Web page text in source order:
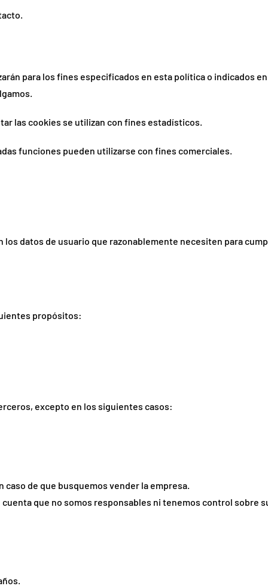
para los fines especificados en esta política o indicados
las cookies se utilizan con fines estadísticos.
funciones pueden utilizarse con fines comerciales.
datos de usuario que razonablemente necesiten para
propósitos:
excepto en los siguientes casos:
caso de que busquemos vender la empresa.
que no somos responsables ni tenemos control sobre